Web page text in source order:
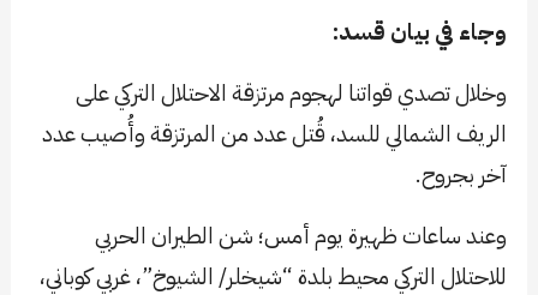
وجاء في بيان قسد:
وخلال تصدي قواتنا لهجوم مرتزقة الاحتلال التركي على
الريف الشمالي للسد، قُتل عدد من المرتزقة وأُصيب عدد
آخر بجروح.
وعند ساعات ظهيرة يوم أمس؛ شن الطيران الحربي
للاحتلال التركي محيط بلدة “شيخلر/ الشيوخ”، غربي كوباني،